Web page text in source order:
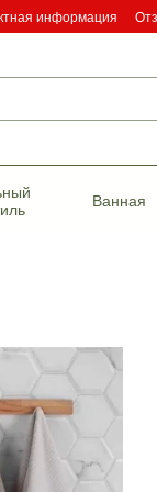
информация
Ванная